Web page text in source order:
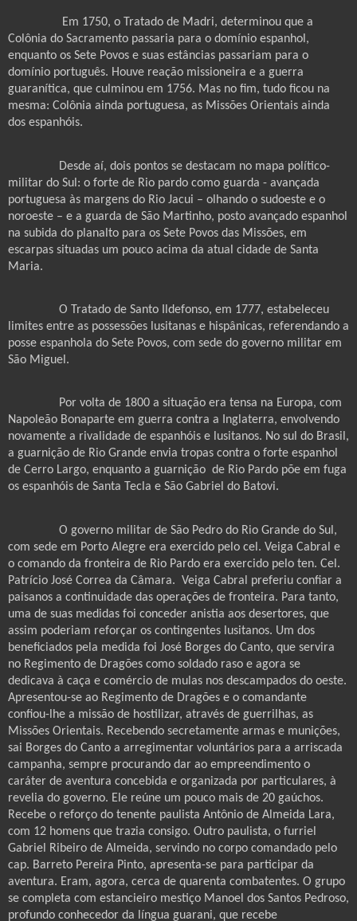
Em 1750, o Tratado de Madri, determinou que a
Colônia do Sacramento passaria para o domínio espanhol,
enquanto os Sete Povos e suas estâncias passariam para o
domínio português. Houve reação missioneira e a guerra
guaranítica, que culminou em 1756. Mas no fim, tudo ficou na
mesma: Colônia ainda portuguesa, as Missões Orientais ainda
dos espanhóis.
Desde aí, dois pontos se destacam no mapa político-
militar do Sul: o forte de Rio pardo como guarda - avançada
portuguesa às margens do Rio Jacui – olhando o sudoeste e o
noroeste – e a guarda de São Martinho, posto avançado espanhol
na subida do planalto para os Sete Povos das Missões, em
escarpas situadas um pouco acima da atual cidade de Santa
Maria.
O Tratado de Santo Ildefonso, em 1777, estabeleceu
limites entre as possessões lusitanas e hispânicas, referendando a
posse espanhola do Sete Povos, com sede do governo militar em
São Miguel.
Por volta de 1800 a situação era tensa na Europa, com
Napoleão Bonaparte em guerra contra a Inglaterra, envolvendo
novamente a rivalidade de espanhóis e lusitanos. No sul do Brasil,
a guarnição de Rio Grande envia tropas contra o forte espanhol
de Cerro Largo, enquanto a guarnição de Rio Pardo põe em fuga
os espanhóis de Santa Tecla e São Gabriel do Batovi.
O governo militar de São Pedro do Rio Grande do Sul,
com sede em Porto Alegre era exercido pelo cel. Veiga Cabral e
o comando da fronteira de Rio Pardo era exercido pelo ten. Cel.
Patrício José Correa da Câmara. Veiga Cabral preferiu confiar a
paisanos a continuidade das operações de fronteira. Para tanto,
uma de suas medidas foi conceder anistia aos desertores, que
assim poderiam reforçar os contingentes lusitanos. Um dos
beneficiados pela medida foi José Borges do Canto, que servira
no Regimento de Dragões como soldado raso e agora se
dedicava à caça e comércio de mulas nos descampados do oeste.
Apresentou-se ao Regimento de Dragões e o comandante
confiou-lhe a missão de hostilizar, através de guerrilhas, as
Missões Orientais. Recebendo secretamente armas e munições,
sai Borges do Canto a arregimentar voluntários para a arriscada
campanha, sempre procurando dar ao empreendimento o
caráter de aventura concebida e organizada por particulares, à
revelia do governo. Ele reúne um pouco mais de 20 gaúchos.
Recebe o reforço do tenente paulista Antônio de Almeida Lara,
com 12 homens que trazia consigo. Outro paulista, o furriel
Gabriel Ribeiro de Almeida, servindo no corpo comandado pelo
cap. Barreto Pereira Pinto, apresenta-se para participar da
aventura. Eram, agora, cerca de quarenta combatentes. O grupo
se completa com estancieiro mestiço Manoel dos Santos Pedroso,
profundo conhecedor da língua guarani, que recebe